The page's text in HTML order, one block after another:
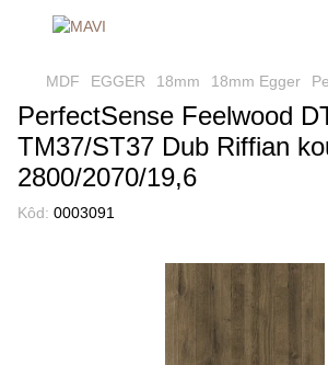
MDF EGGER 18mm 18mm Egger
PerfectSense Feelwood
TM37/ST37 Dub Riffian
2800/2070/19,6
Kôd: 0003091